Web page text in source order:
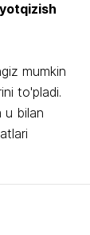
mumkin
to'pladi.
u bilan